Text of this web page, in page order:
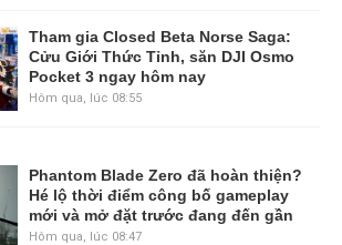
Tham gia Closed Beta Norse Saga:
Cửu Giới Thức Tỉnh, săn DJI Osmo
Pocket 3 ngay hôm nay
Hôm qua, lúc 08:55
Phantom Blade Zero đã hoàn thiện?
Hé lộ thời điểm công bố gameplay
mới và mở đặt trước đang đến gần
Hôm qua, lúc 08:47